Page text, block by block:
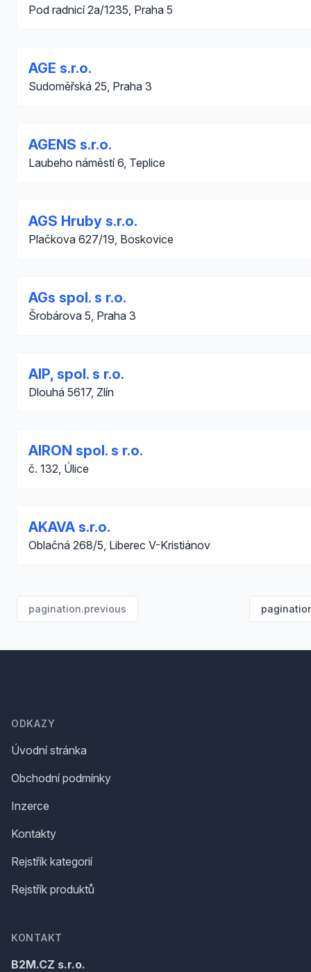
Pod radnicí 2a/1235, Praha 5
AGE s.r.o.
Sudoměřská 25, Praha 3
AGENS s.r.o.
Laubeho náměstí 6, Teplice
AGS Hruby s.r.o.
Plačkova 627/19, Boskovice
AGs spol. s r.o.
Šrobárova 5, Praha 3
AIP, spol. s r.o.
Dlouhá 5617, Zlín
AIRON spol. s r.o.
č. 132, Úlice
AKAVA s.r.o.
Oblačná 268/5, Liberec V-Kristiánov
pagination.previous
ODKAZY
Úvodní stránka
Obchodní podmínky
Inzerce
Kontakty
Rejstřík kategorií
Rejstřík produktů
KONTAKT
B2M.CZ s.r.o.